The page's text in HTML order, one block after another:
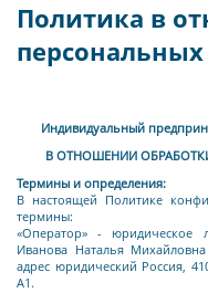
Политика в
Индивидуальный
В ОТНОШЕНИИ
Термины и определения:
В настоящей Политике
термины:
«Оператор» - юридическое
Иванова Наталья
адрес юридический Россия,
А1.